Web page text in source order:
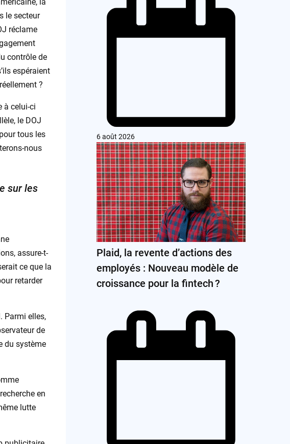
la
le secteur
réclame
contrôle de
espéraient
?
à celui-ci
le DOJ
tous les
nous
sur les
assure-t-
ce que la
retarder
Parmi elles,
de
du système
en
lutte
6 août 2026
Plaid, la revente d’actions des
employés : Nouveau modèle de
croissance pour la fintech ?